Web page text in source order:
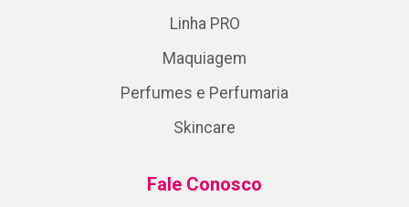
Linha PRO
Maquiagem
Perfumes e Perfumaria
Skincare
Fale Conosco